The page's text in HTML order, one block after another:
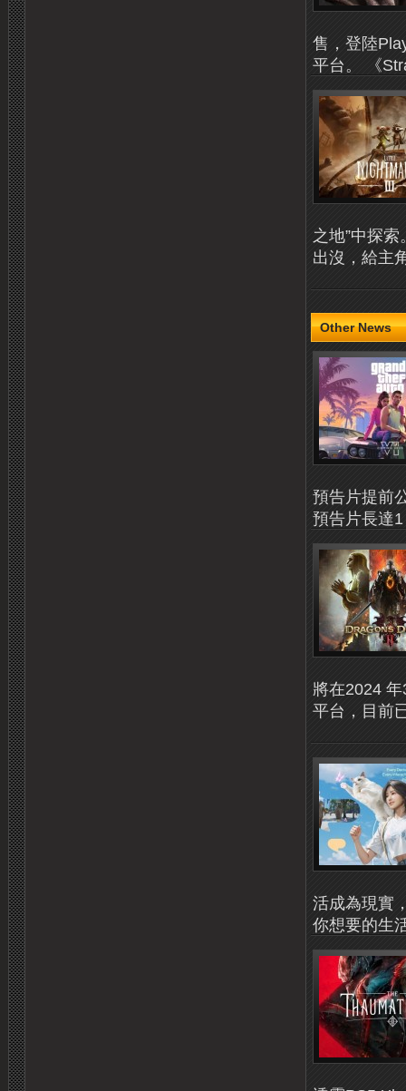
售，登陸
平台。 《
之地”中探
出沒，給主
Other News
預告片提前
預告片長達
將在2024
平台，目前
活成為現實
你想要的生